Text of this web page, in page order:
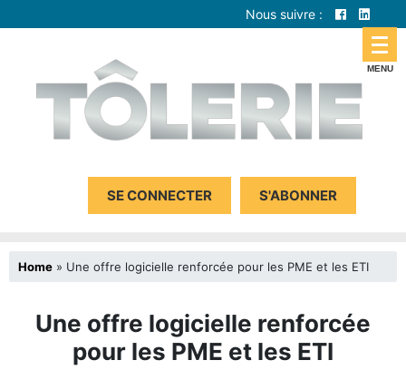
Nous suivre :
SE CONNECTER S'ABONNER
Home » Une offre logicielle renforcée pour les PME et les ETI
Une offre logicielle renforcée
pour les PME et les ETI